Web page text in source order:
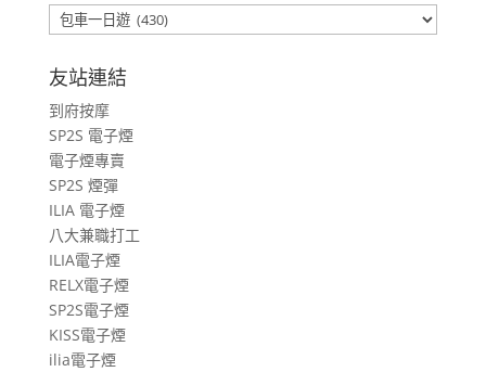
包
車
旅
遊
文
章
友站連結
到府按摩
SP2S 電子煙
電子煙專賣
SP2S 煙彈
ILIA 電子煙
八大兼職打工
ILIA電子煙
RELX電子煙
SP2S電子煙
KISS電子煙
ilia電子煙